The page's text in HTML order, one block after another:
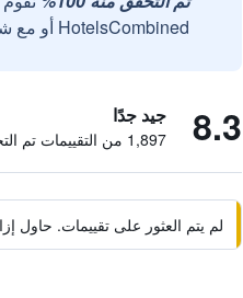
HotelsCombined أو مع شركائنا الخارجيين الموثوقين.
8.3 جيد جدًا
1,897 من التقييمات تم التحقق منها
لم يتم العثور على تقييمات.